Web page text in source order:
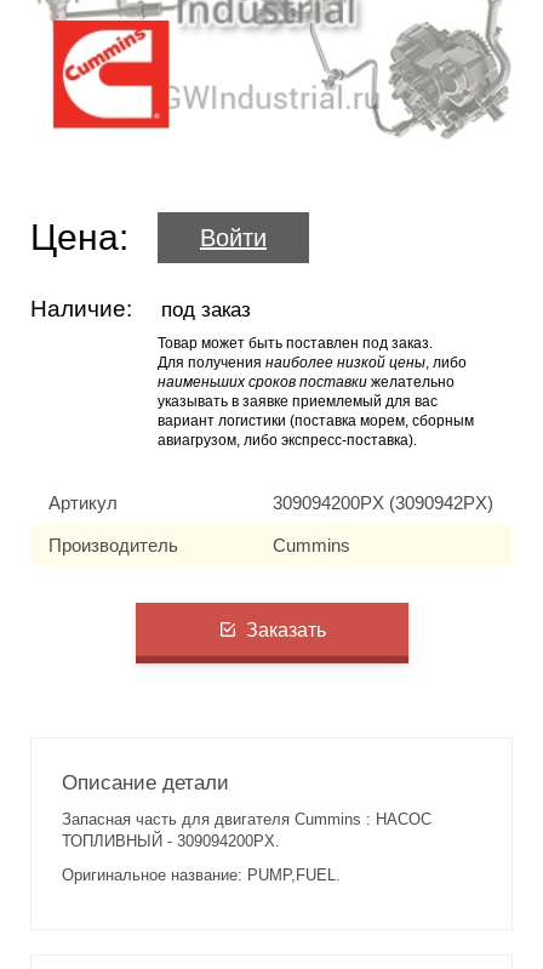
Цена: Войти
Наличие: под заказ
Товар может быть поставлен под заказ.
Для получения наиболее низкой цены, либо
наименьших сроков поставки желательно
указывать в заявке приемлемый для вас
вариант логистики (поставка морем, сборным
авиагрузом, либо экспресс-поставка).
Артикул 309094200PX (3090942PX)
Производитель Cummins
Заказать
Описание детали
Запасная часть для двигателя Cummins : НАСОС
ТОПЛИВНЫЙ - 309094200PX.
Оригинальное название: PUMP,FUEL.